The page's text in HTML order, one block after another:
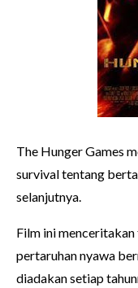
The Hunger Games
survival tentang
selanjutnya.
Film ini
pertaruhan nyawa
diadakan setiap